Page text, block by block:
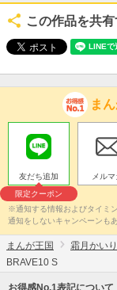
この作品を共有
ま
友だち追加
限定クーポン
メル
※通知する情報およびタイミ
通知をしないキャンペーンも
まんが王国 霜月かいり
BRAVE10 S
お得感No.1表記について